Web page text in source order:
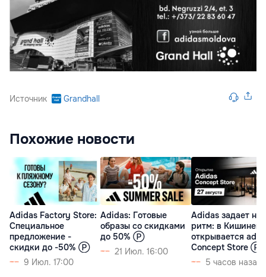
Источник Grandhall
Похожие новости
Аdidas Factory Store:
Специальное
предложение -
скидки до -50% Ⓟ
9 Июл. 17:00
Adidas: Готовые
образы со скидками
до 50% Ⓟ
21 Июл. 16:00
Adidas задает
ритм: в Кишиневе
открывается
Concept Store Ⓟ
5 часов назад